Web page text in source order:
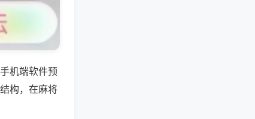
机端软件预
构，在麻将